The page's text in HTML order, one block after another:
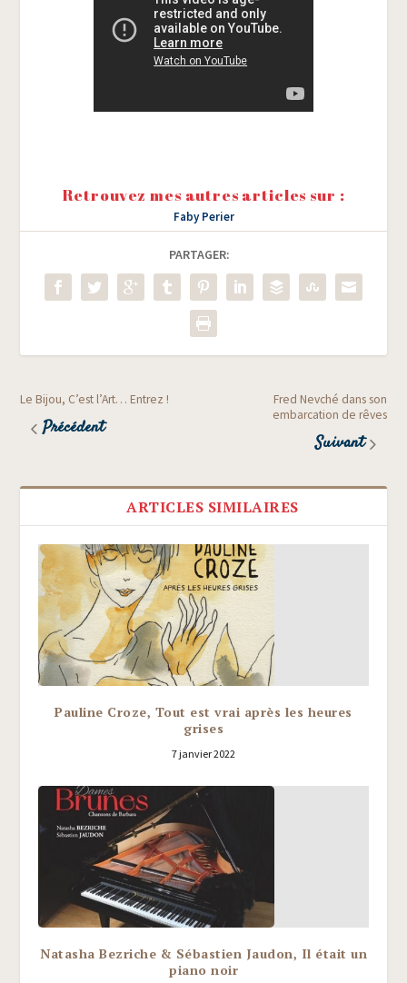
Retrouvez mes autres articles sur :
Faby Perier
PARTAGER:
Le Bijou, C’est l’Art… Entrez !
Précédent
Fred Nevché dans son
embarcation de rêves
Suivant
ARTICLES SIMILAIRES
Pauline Croze, Tout est vrai après les heures
grises
7 janvier 2022
Natasha Bezriche & Sébastien Jaudon, Il était un
piano noir